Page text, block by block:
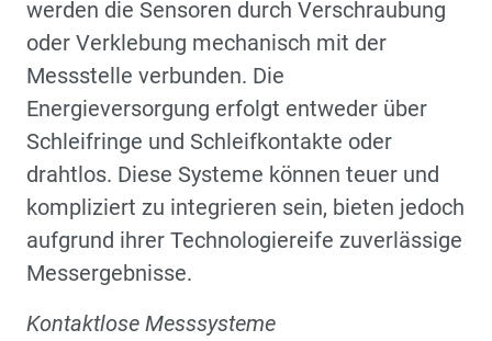
werden die Sensoren durch Verschraubung
oder Verklebung mechanisch mit der
Messstelle verbunden. Die
Energieversorgung erfolgt entweder über
Schleifringe und Schleifkontakte oder
drahtlos. Diese Systeme können teuer und
kompliziert zu integrieren sein, bieten jedoch
aufgrund ihrer Technologiereife zuverlässige
Messergebnisse.
Kontaktlose Messsysteme